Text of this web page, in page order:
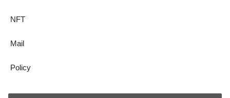
NFT
Mail
Policy